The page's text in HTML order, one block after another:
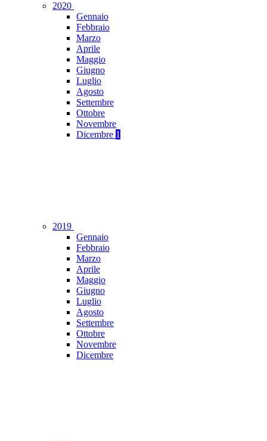
2020
Gennaio
Febbraio
Marzo
Aprile
Maggio
Giugno
Luglio
Agosto
Settembre
Ottobre
Novembre
Dicembre 1
2019
Gennaio
Febbraio
Marzo
Aprile
Maggio
Giugno
Luglio
Agosto
Settembre
Ottobre
Novembre
Dicembre